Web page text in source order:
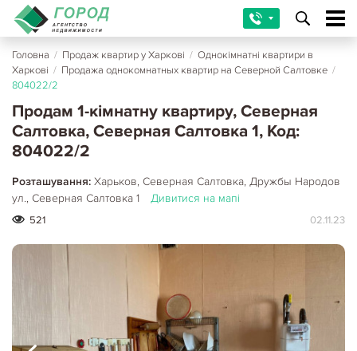
Головна / Продаж квартир у Харкові / Однокімнатні квартири в
Харкові / Продажа однокомнатных квартир на Северной Салтовке /
804022/2
Продам 1-кімнатну квартиру, Северная
Салтовка, Северная Салтовка 1, Код:
804022/2
Розташування: Харьков, Северная Салтовка, Дружбы Народов
ул., Северная Салтовка 1
Дивитися на мапі
521 02.11.23